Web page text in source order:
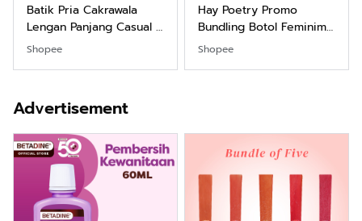
Batik Pria Cakrawala
Lengan Panjang Casual -
Kemeja Batik Pria
Dewasa Lengan Panjang
Santai Slimfit Formal
Shopee
Hay Poetry Promo
Bundling Botol Feminim
Care Perawatan
Keputihan Kewanitaan
Shopee
Advertisement